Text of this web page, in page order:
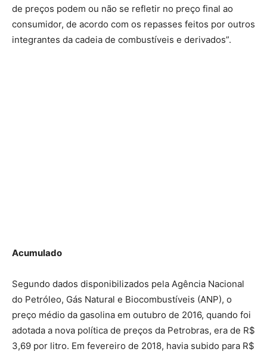
de preços podem ou não se refletir no preço final ao
consumidor, de acordo com os repasses feitos por outros
integrantes da cadeia de combustíveis e derivados”.
Acumulado
Segundo dados disponibilizados pela Agência Nacional
do Petróleo, Gás Natural e Biocombustíveis (ANP), o
preço médio da gasolina em outubro de 2016, quando foi
adotada a nova política de preços da Petrobras, era de R$
3,69 por litro. Em fevereiro de 2018, havia subido para R$